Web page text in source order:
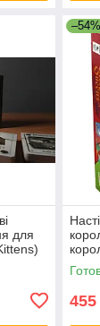
для
–54%
The
УКР
455